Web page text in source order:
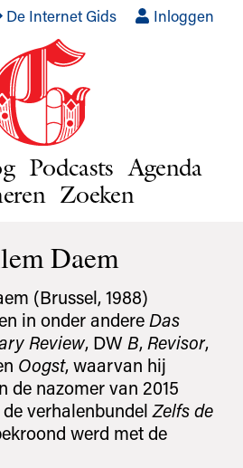
De Internet Gids Inloggen
Podcasts Agenda
Zoeken
Daem
(Brussel, 1988)
in onder andere Das
Review, DW B, Revisor,
Oogst, waarvan hij
de nazomer van 2015
verhalenbundelZelfs de
werd met de